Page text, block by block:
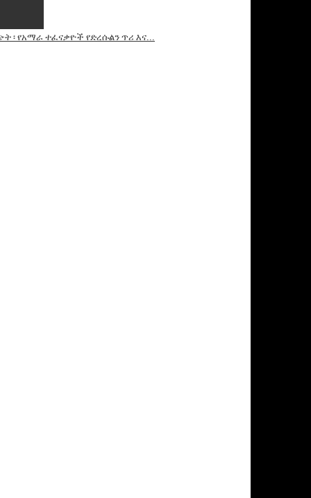
፡ የአማራ ተፈናቃዮች የድረሱልን ጥሪ እና...